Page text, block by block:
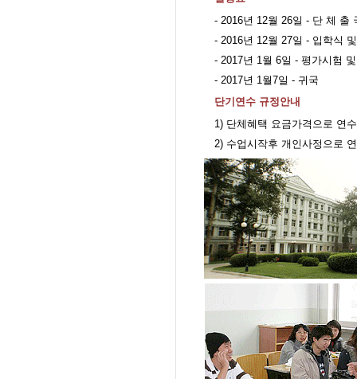
- 2016년 12월 26일 - 단 체 출
- 2016년 12월 27일 - 입학식
- 2017년 1월 6일 - 평가시험
- 2017년 1월7일 - 귀국
단기연수 규정안내
1) 단체혜택 요금가격으로 연
2) 수업시작후 개인사정으로